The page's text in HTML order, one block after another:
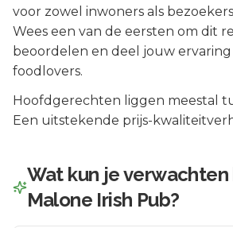
voor zowel inwoners als
Wees een van de eersten om dit
beoordelen en deel jouw
foodlovers.
Hoofdgerechten liggen meestal
Een uitstekende prijs-
Wat kun je verwachten
Malone Irish Pub?